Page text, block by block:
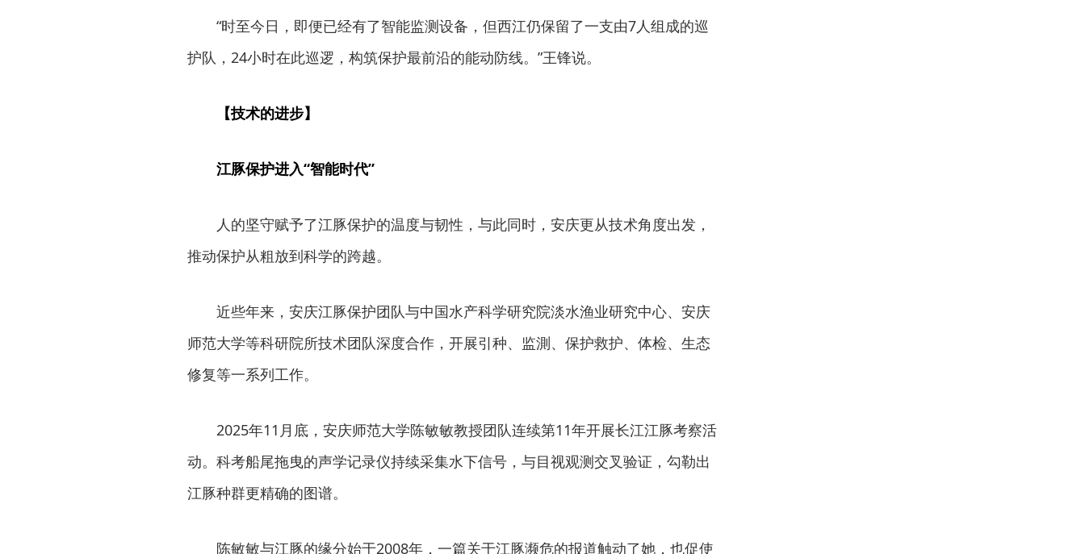
“时至今日，即便已经有了智能监测设备，但西江仍保留了一支由7人组成的巡
护队，24小时在此巡逻，构筑保护最前沿的能动防线。”王锋说。
【技术的进步】
江豚保护进入“智能时代”
人的坚守赋予了江豚保护的温度与韧性，与此同时，安庆更从技术角度出发，
推动保护从粗放到科学的跨越。
近些年来，安庆江豚保护团队与中国水产科学研究院淡水渔业研究中心、安庆
师范大学等科研院所技术团队深度合作，开展引种、监測、保护救护、体检、生态
修复等一系列工作。
2025年11月底，安庆师范大学陈敏敏教授团队连续第11年开展长江江豚考察活
动。科考船尾拖曳的声学记录仪持续采集水下信号，与目视观测交叉验证，勾勒出
江豚种群更精确的图谱。
陈敏敏与江豚的缘分始于2008年，一篇关于江豚濒危的报道触动了她，也促使